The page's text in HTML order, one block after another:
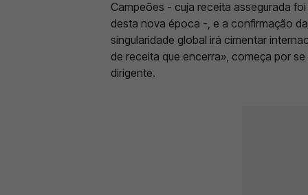
Campeões - cuja receita assegurada
desta nova época -, e a confirmação
singularidade global irá cimentar
de receita que encerra», começa por
dirigente.